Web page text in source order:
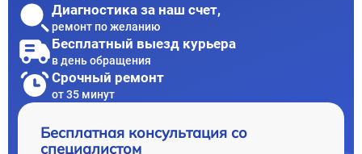
Диагностика за наш счет,
ремонт по желанию
Бесплатный выезд курьера
в день обращения
Срочный ремонт
от 35 минут
Бесплатная консультация со
специалистом